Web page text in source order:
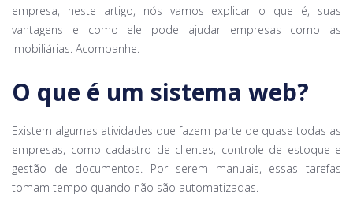
empresa, neste artigo, nós vamos explicar o que é, suas
vantagens e como ele pode ajudar empresas como as
imobiliárias. Acompanhe.
O que é um sistema web?
Existem algumas atividades que fazem parte de quase todas as
empresas, como cadastro de clientes, controle de estoque e
gestão de documentos. Por serem manuais, essas tarefas
tomam tempo quando não são automatizadas.